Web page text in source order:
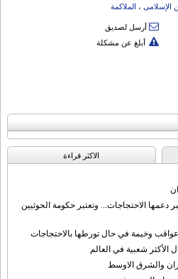
الإسلامی ، الملاکمة
أرسل لصديق
أبلغ عن مشكلة
الاکثر قراءة
دعمها الاحتجاجات... وتعتبر حكومة الحوثيين
وخيمة في حال تورطها بالاحتجاجات
الأكثر شعبية في العالم
والشرق الاوسط